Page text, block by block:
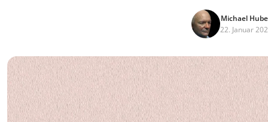
Michael
22. Januar